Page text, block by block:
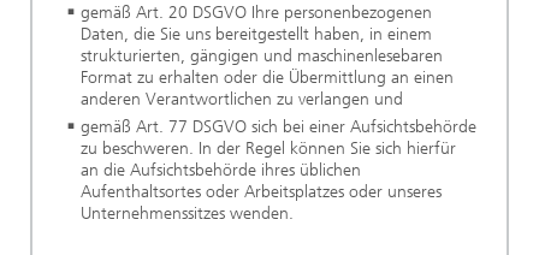
gemäß Art. 20 DSGVO Ihre personenbezogenen
Daten, die Sie uns bereitgestellt haben, in einem
strukturierten, gängigen und maschinenlesebaren
Format zu erhalten oder die Übermittlung an einen
anderen Verantwortlichen zu verlangen und
gemäß Art. 77 DSGVO sich bei einer Aufsichtsbehörde
zu beschweren. In der Regel können Sie sich hierfür
an die Aufsichtsbehörde ihres üblichen
Aufenthaltsortes oder Arbeitsplatzes oder unseres
Unternehmenssitzes wenden.